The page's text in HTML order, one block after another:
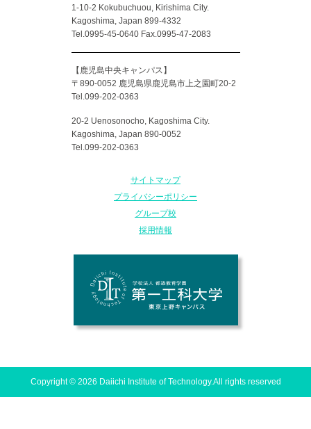
1-10-2 Kokubuchuou, Kirishima City.
Kagoshima, Japan 899-4332
Tel.0995-45-0640 Fax.0995-47-2083
【鹿児島中央キャンパス】
〒890-0052 鹿児島県鹿児島市上之園町20-2
Tel.099-202-0363
20-2 Uenosonocho, Kagoshima City.
Kagoshima, Japan 890-0052
Tel.099-202-0363
サイトマップ
プライバシーポリシー
グループ校
採用情報
Copyright © 2026 Daiichi Institute of Technology.All rights reserved